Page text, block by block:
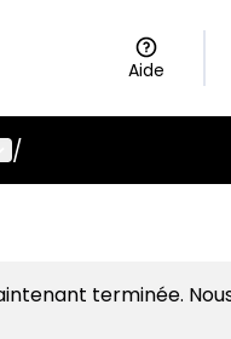
Aide
utilisateur
/
terminée.